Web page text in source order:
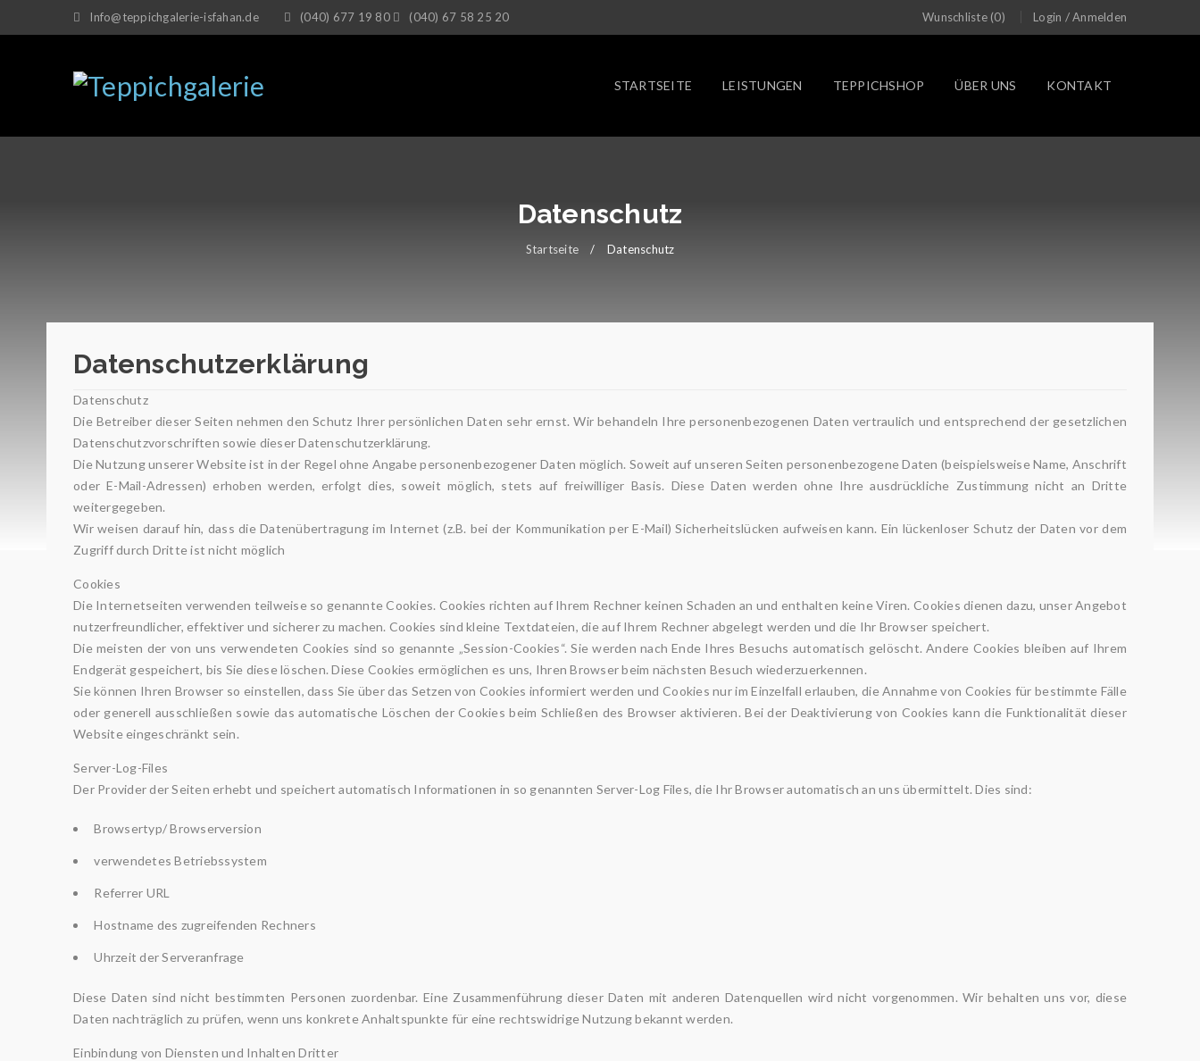
Info@teppichgalerie-isfahan.de (040) 677 19 80 (040) 67 58 25 20 Wunschliste (0) Login /Anmelden
STARTSEITE LEISTUNGEN TEPPICHSHOP ÜBER UNS KONTAKT
Datenschutz
Startseite / Datenschutz
Datenschutzerklärung
Datenschutz
Die Betreiber dieser Seiten nehmen den Schutz Ihrer persönlichen Daten sehr ernst. Wir behandeln Ihre personenbezogenen Daten vertraulich und entsprechend der gesetzlichen
Datenschutzvorschriften sowie dieser Datenschutzerklärung.
Die Nutzung unserer Website ist in der Regel ohne Angabe personenbezogener Daten möglich. Soweit auf unseren Seiten personenbezogene Daten (beispielsweise Name, Anschrift
oder E-Mail-Adressen) erhoben werden, erfolgt dies, soweit möglich, stets auf freiwilliger Basis. Diese Daten werden ohne Ihre ausdrückliche Zustimmung nicht an Dritte
weitergegeben.
Wir weisen darauf hin, dass die Datenübertragung im Internet (z.B. bei der Kommunikation per E-Mail) Sicherheitslücken aufweisen kann. Ein lückenloser Schutz der Daten vor dem
Zugriff durch Dritte ist nicht möglich
Cookies
Die Internetseiten verwenden teilweise so genannte Cookies. Cookies richten auf Ihrem Rechner keinen Schaden an und enthalten keine Viren. Cookies dienen dazu, unser Angebot
nutzerfreundlicher, effektiver und sicherer zu machen. Cookies sind kleine Textdateien, die auf Ihrem Rechner abgelegt werden und die Ihr Browser speichert.
Die meisten der von uns verwendeten Cookies sind so genannte „Session-Cookies“. Sie werden nach Ende Ihres Besuchs automatisch gelöscht. Andere Cookies bleiben auf Ihrem
Endgerät gespeichert, bis Sie diese löschen. Diese Cookies ermöglichen es uns, Ihren Browser beim nächsten Besuch wiederzuerkennen.
Sie können Ihren Browser so einstellen, dass Sie über das Setzen von Cookies informiert werden und Cookies nur im Einzelfall erlauben, die Annahme von Cookies für bestimmte Fälle
oder generell ausschließen sowie das automatische Löschen der Cookies beim Schließen des Browser aktivieren. Bei der Deaktivierung von Cookies kann die Funktionalität dieser
Website eingeschränkt sein.
Server-Log-Files
Der Provider der Seiten erhebt und speichert automatisch Informationen in so genannten Server-Log Files, die Ihr Browser automatisch an uns übermittelt. Dies sind:
Browsertyp/ Browserversion
verwendetes Betriebssystem
Referrer URL
Hostname des zugreifenden Rechners
Uhrzeit der Serveranfrage
Diese Daten sind nicht bestimmten Personen zuordenbar. Eine Zusammenführung dieser Daten mit anderen Datenquellen wird nicht vorgenommen. Wir behalten uns vor, diese
Daten nachträglich zu prüfen, wenn uns konkrete Anhaltspunkte für eine rechtswidrige Nutzung bekannt werden.
Einbindung von Diensten und Inhalten Dritter